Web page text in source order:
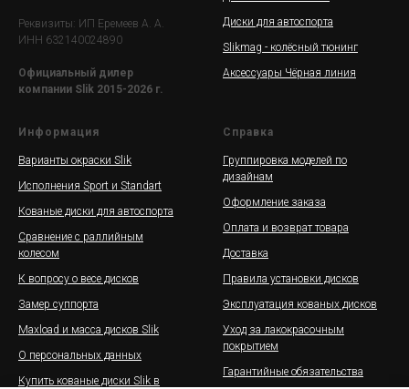
Реквизиты: ИП Еремеев А. А.
ИНН 632140024890
Официальный дилер
компании Slik 2015-2026 г.
Диски для автоспорта
Slikmag - колёсный тюнинг
Аксессуары Чёрная линия
Информация
Варианты окраски Slik
Исполнения Sport и Standart
Кованые диски для автоспорта
Сравнение с раллийным
колесом
К вопросу о весе дисков
Замер суппорта
Maxload и масса дисков Slik
О персональных данных
Купить кованые диски Slik в
Справка
Группировка моделей по
дизайнам
Оформление заказа
Оплата и возврат товара
Доставка
Правила установки дисков
Эксплуатация кованых дисков
Уход за лакокрасочным
покрытием
Гарантийные обязательства